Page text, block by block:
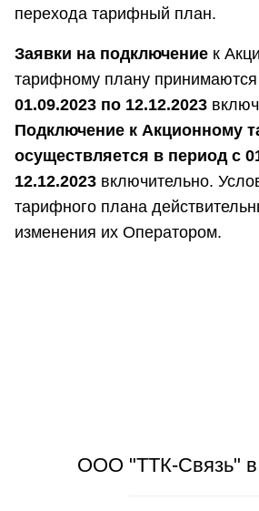
перехода тарифный план.
Заявки на подключение к
тарифному плану
01.09.2023 по 12.12.2023
Подключение к Акционному
осуществляется в период с
12.12.2023 включительно.
тарифного плана
изменения их Оператором.
ООО "ТТК-Связь"